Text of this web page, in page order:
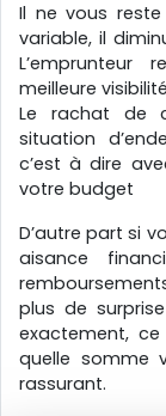
Il ne vous
variable, il
meilleure
Le rachat de
situation
c’est à dire
votre budget
D’autre part si
aisance
plus de
exactement,
quelle somme
rassurant.